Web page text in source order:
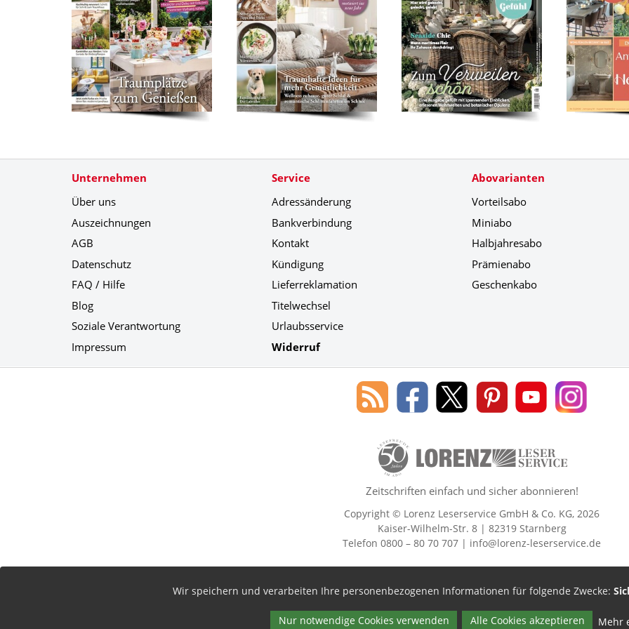
Unternehmen
Über uns
Auszeichnungen
AGB
Datenschutz
FAQ / Hilfe
Blog
Soziale Verantwortung
Impressum
Service
Adressänderung
Bankverbindung
Kontakt
Kündigung
Lieferreklamation
Titelwechsel
Urlaubsservice
Widerruf
Abovarianten
Vorteilsabo
Miniabo
Halbjahresabo
Prämienabo
Geschenkabo
Blog
des
Lorenz
Leserservice
Lorenz
Leserservice
Lorenz
Leserservice
Lorenz
Leserservice
Lorenz
50 Lesefreude im Abo Jahre
Zeitschriften einfach und sicher abonnieren!
Copyright © Lorenz Leserservice GmbH & Co. KG, 2026
Kaiser-Wilhelm-Str. 8 | 82319 Starnberg
Telefon 0800 – 80 70 707 | info@lorenz-leserservice.de
Wir speichern und verarbeiten Ihre personenbezogenen Informationen für folgende Zwecke:
Nur notwendige Cookies verwenden Alle Cookies akzeptieren Mehr